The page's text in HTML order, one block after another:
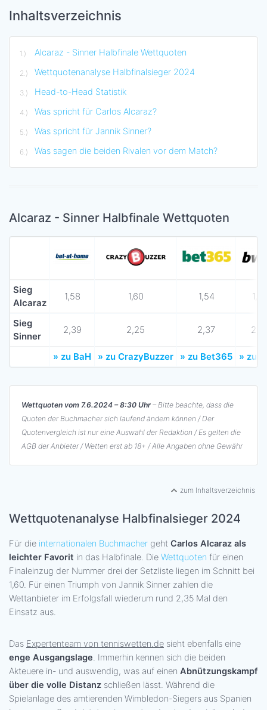
Inhaltsverzeichnis
Alcaraz - Sinner Halbfinale Wettquoten
Wettquotenanalyse Halbfinalsieger 2024
Head-to-Head Statistik
Was spricht für Carlos Alcaraz?
Was spricht für Jannik Sinner?
Was sagen die beiden Rivalen vor dem Match?
Alcaraz - Sinner Halbfinale Wettquoten
Sieg
Alcaraz
1,58 1,60 1,54 1,60
Sieg
Sinner
2,39 2,25 2,37
» zu BaH » zu CrazyBuzzer » zu Bet365 » zu
Wettquoten vom 7.6.2024 – 8:30 Uhr – Bitte beachte, dass die
Quoten der Buchmacher sich laufend ändern können / Der
Quotenvergleich ist nur eine Auswahl der Redaktion / Es gelten die
AGB der Anbieter / Wetten erst ab 18+ / Alle Angaben ohne Gewähr
zum Inhaltsverzeichnis
Wettquotenanalyse Halbfinalsieger 2024
Für die internationalen Buchmacher geht Carlos Alcaraz als
leichter Favorit in das Halbfinale. Die Wettquoten für einen
Finaleinzug der Nummer drei der Setzliste liegen im Schnitt bei
1,60. Für einen Triumph von Jannik Sinner zahlen die
Wettanbieter im Erfolgsfall wiederum rund 2,35 Mal den
Einsatz aus.
Das Expertenteam von tenniswetten.de sieht ebenfalls eine
enge Ausgangslage. Immerhin kennen sich die beiden
Akteuere in- und auswendig, was auf einen Abnützungskampf
über die volle Distanz schließen lässt. Während die
Spielanlage des amtierenden Wimbledon-Siegers aus Spanien